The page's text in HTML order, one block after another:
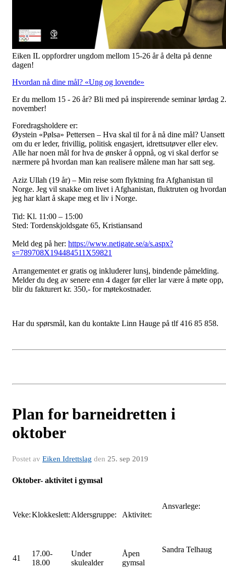
Eiken IL oppfordrer ungdom mellom 15-26 år å delta på denne
dagen!
Hvordan nå dine mål? «Ung og lovende»
Er du mellom 15 - 26 år? Bli med på inspirerende seminar lørdag 2.
november!
Foredragsholdere er:
Øystein «Pølsa» Pettersen – Hva skal til for å nå dine mål? Uansett
om du er leder, frivillig, politisk engasjert, idrettsutøver eller elev.
Alle har noen mål for hva de ønsker å oppnå, og vi skal derfor se
nærmere på hvordan man kan realisere målene man har satt seg.
Aziz Ullah (19 år) – Min reise som flyktning fra Afghanistan til
Norge. Jeg vil snakke om livet i Afghanistan, fluktruten og hvordan
jeg har klart å skape meg et liv i Norge.
Tid: Kl. 11:00 – 15:00
Sted: Tordenskjoldsgate 65, Kristiansand
Meld deg på her: https://www.netigate.se/a/s.aspx?
s=789708X194484511X59821
Arrangementet er gratis og inkluderer lunsj, bindende påmelding.
Melder du deg av senere enn 4 dager før eller lar være å møte opp,
blir du fakturert kr. 350,- for møtekostnader.
Har du spørsmål, kan du kontakte Linn Hauge på tlf 416 85 858.
Plan for barneidretten i
oktober
Postet av Eiken Idrettslag den 25. sep 2019
Oktober- aktivitet i gymsal
Veke:Klokkeslett: Aldersgruppe: Aktivitet:
Ansvarlege:
41
17.00-
18.00
Under
skulealder
Åpen
gymsal
Sandra Telhaug